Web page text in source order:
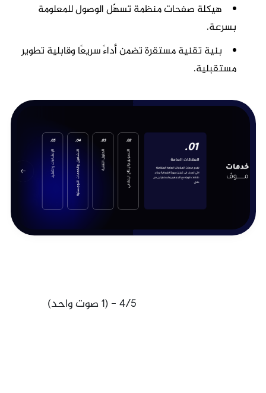
هيكلة صفحات منظمة تسهّل الوصول للمعلومة
بسرعة.
بنية تقنية مستقرة تضمن أداءً سريعًا وقابلية تطوير
مستقبلية.
4/5 - (1 صوت واحد)